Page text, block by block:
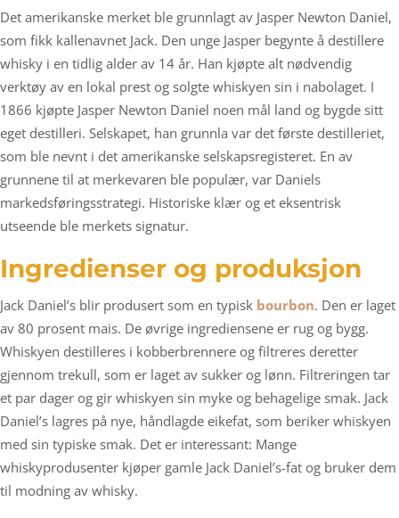
Det amerikanske merket ble grunnlagt av Jasper Newton Daniel,
som fikk kallenavnet Jack. Den unge Jasper begynte å destillere
whisky i en tidlig alder av 14 år. Han kjøpte alt nødvendig
verktøy av en lokal prest og solgte whiskyen sin i nabolaget. I
1866 kjøpte Jasper Newton Daniel noen mål land og bygde sitt
eget destilleri. Selskapet, han grunnla var det første destilleriet,
som ble nevnt i det amerikanske selskapsregisteret. En av
grunnene til at merkevaren ble populær, var Daniels
markedsføringsstrategi. Historiske klær og et eksentrisk
utseende ble merkets signatur.
Ingredienser og produksjon
Jack Daniel’s blir produsert som en typisk bourbon. Den er laget
av 80 prosent mais. De øvrige ingrediensene er rug og bygg.
Whiskyen destilleres i kobberbrennere og filtreres deretter
gjennom trekull, som er laget av sukker og lønn. Filtreringen tar
et par dager og gir whiskyen sin myke og behagelige smak. Jack
Daniel’s lagres på nye, håndlagde eikefat, som beriker whiskyen
med sin typiske smak. Det er interessant: Mange
whiskyprodusenter kjøper gamle Jack Daniel’s-fat og bruker dem
til modning av whisky.